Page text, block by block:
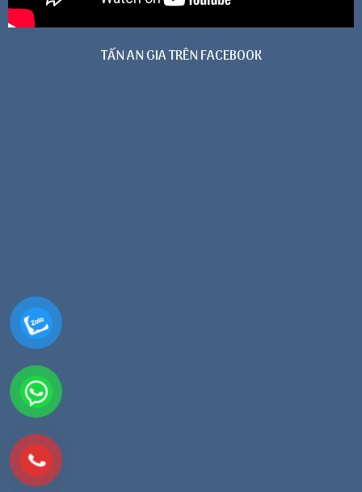
TẤN AN GIA TRÊN FACEBOOK